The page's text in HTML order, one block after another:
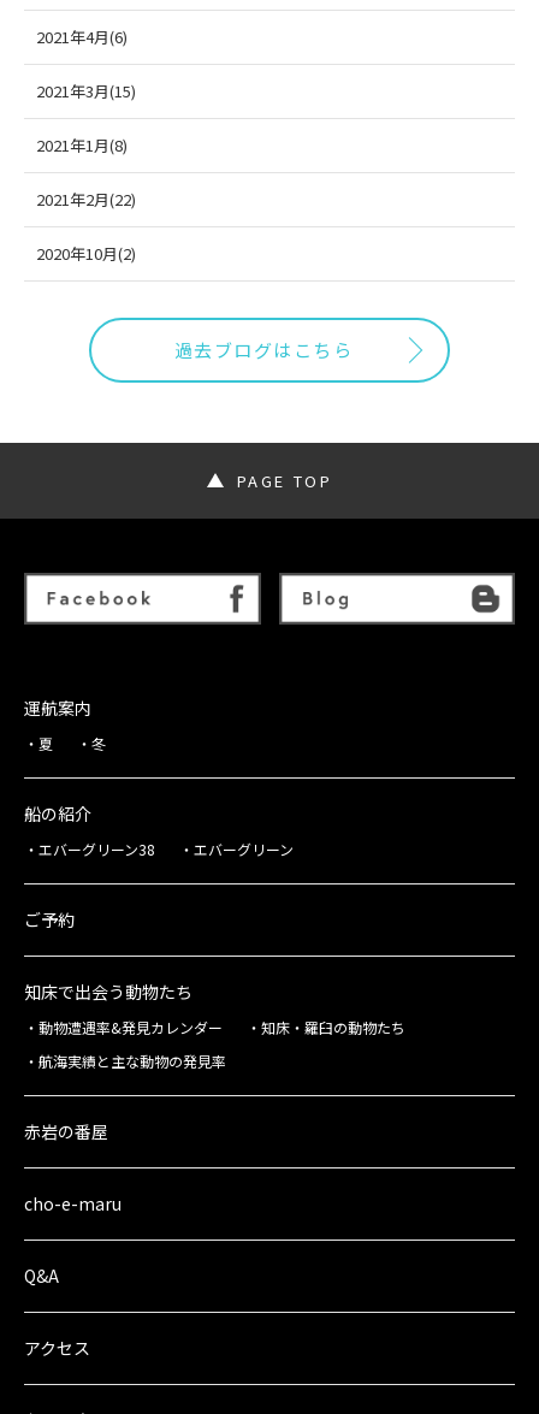
2021年4月(6)
2021年3月(15)
2021年1月(8)
2021年2月(22)
2020年10月(2)
過去ブログはこちら
PAGE TOP
運航案内
夏 冬
船の紹介
エバーグリーン38 エバーグリーン
ご予約
知床で出会う動物たち
動物遭遇率&発見カレンダー
知床・羅臼の動物たち
航海実績と主な動物の発見率
赤岩の番屋
cho-e-maru
Q&A
アクセス